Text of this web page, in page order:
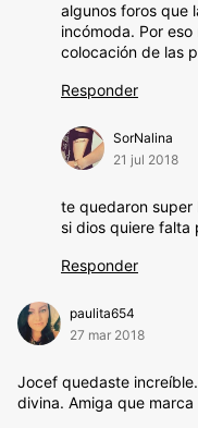
algunos foros que
incómoda. Por
colocación de las
Responder
SorNalina
21 jul 2018
te quedaron super
si dios quiere falta
Responder
paulita654
27 mar 2018
Jocef quedaste
divina. Amiga que